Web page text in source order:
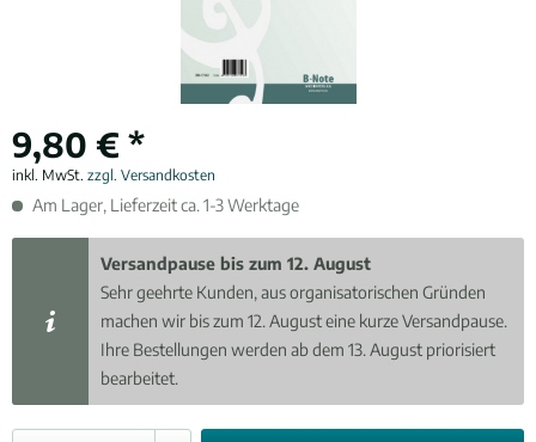
9,80 € *
inkl. MwSt. zzgl. Versandkosten
Am Lager, Lieferzeit ca. 1-3 Werktage
Versandpause bis zum 12. August
Sehr geehrte Kunden, aus organisatorischen Gründen
machen wir bis zum 12. August eine kurze Versandpause.
Ihre Bestellungen werden ab dem 13. August priorisiert
bearbeitet.